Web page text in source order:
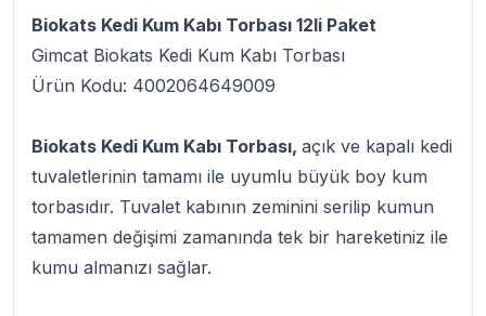
Biokats Kedi Kum Kabı Torbası 12li Paket
Gimcat Biokats Kedi Kum Kabı Torbası
Ürün Kodu: 4002064649009
Biokats Kedi Kum Kabı Torbası, açık ve kapalı kedi
tuvaletlerinin tamamı ile uyumlu büyük boy kum
torbasıdır. Tuvalet kabının zeminini serilip kumun
tamamen değişimi zamanında tek bir hareketiniz ile
kumu almanızı sağlar.